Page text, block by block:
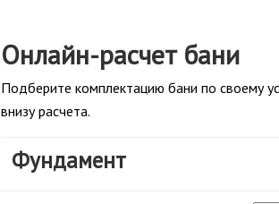
Онлайн-расчет бани
Подберите комплектацию бани по своему
внизу расчета.
Фундамент